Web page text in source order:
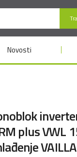
Novosti
plus VWL